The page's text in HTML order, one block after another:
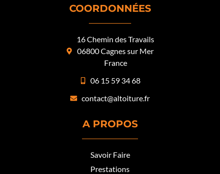
COORDONNÉES
16 Chemin des Travails
06800 Cagnes sur Mer
France
06 15 59 34 68
contact@altoiture.fr
A PROPOS
Savoir Faire
Prestations